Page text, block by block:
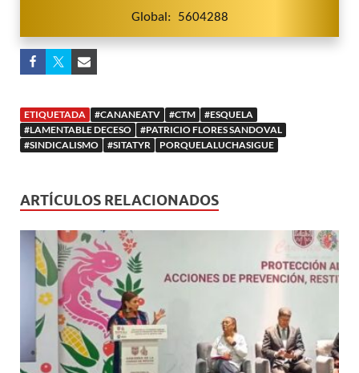
Global: 5604288
ETIQUETADA #CANANEATV #CTM
#ESQUELA
#LAMENTABLE DECESO
#PATRICIO FLORES SANDOVAL
#SINDICALISMO
#SITATYR PORQUELALUCHASIGUE
ARTÍCULOS RELACIONADOS